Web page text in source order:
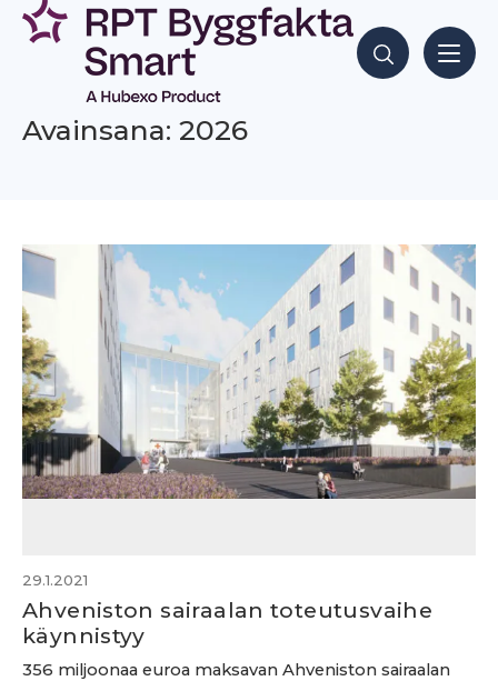
Siirry
sisältöön
Hae sisältöjä
Avainsana: 2026
29.1.2021
Ahveniston sairaalan toteutusvaihe
käynnistyy
356 miljoonaa euroa maksavan Ahveniston sairaalan